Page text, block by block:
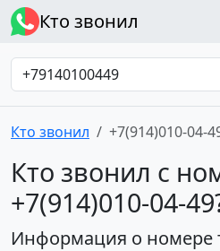
Кто звонил
Кто звонил +7(914)010-04-
Кто звонил с
+7(914)010-04-
Информация о номере